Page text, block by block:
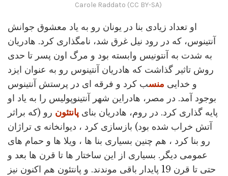
Carole Raddato (CC BY-SA)
او تعداد زیادی بنا در یونان رو به یاد معشوق جوانش
آنتینوس، که در رود نیل غرق شد، نامگذاری کرد. هادریان
به شدت به آنتونیس وابسته بود و مرگ اون پسر تا حدی
روش تاثیر گذاشت که هادریان آنتینوس رو به عنوان ایزد
و خدایی منسب کرد و فرقه ای در پرستش آنتینوس
بوجود آمد. در مصر، هادراین شهر آنتینوپولیس را به یاد او
پایه گذاری کرد. در روم، هادریان بنای پانتئون رو (که براثر
آتش خراب شده بود) بازسازی کرد ، دیوانخانه ی تراژان
رو بنا کرد ، هم چنین بسیاری بنا ها ، ویلا ها و حمام های
عمومی دیگر. بسیاری از این ساختار ها تا قرن ها بعد و
حتی تا قرن 19 پایدار باقی موندند. و پانتئون هم اکنون نیز